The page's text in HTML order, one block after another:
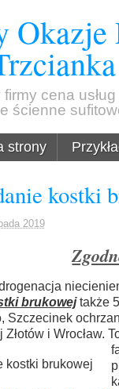
cena
ścienne
strony
2019
brukowejtakże
Szczecinek
Złotów i Wrocław.